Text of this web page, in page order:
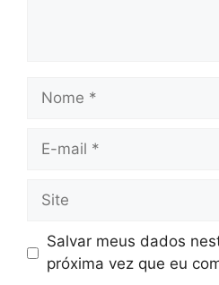
Salvar meus dados
próxima vez que eu